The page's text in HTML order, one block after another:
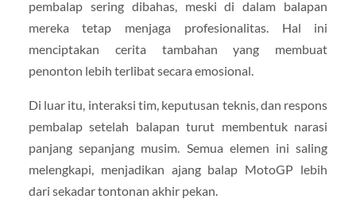
pembalap sering dibahas, meski di dalam balapan
mereka tetap menjaga profesionalitas. Hal ini
menciptakan cerita tambahan yang membuat
penonton lebih terlibat secara emosional.
Di luar itu, interaksi tim, keputusan teknis, dan respons
pembalap setelah balapan turut membentuk narasi
panjang sepanjang musim. Semua elemen ini saling
melengkapi, menjadikan ajang balap MotoGP lebih
dari sekadar tontonan akhir pekan.